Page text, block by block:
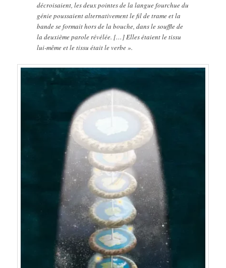
décroisaient, les deux pointes de la langue fourchue du
génie poussaient alternativement le fil de trame et la
bande se formait hors de la bouche, dans le souffle de
la deuxième parole révélée. […] Elles étaient le tissu
lui-même et le tissu était le verbe ».